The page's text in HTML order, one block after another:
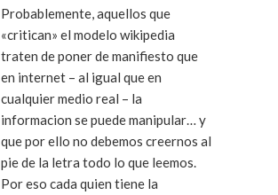
Probablemente, aquellos que
«critican» el modelo wikipedia
traten de poner de manifiesto que
en internet – al igual que en
cualquier medio real – la
informacion se puede manipular… y
que por ello no debemos creernos al
pie de la letra todo lo que leemos.
Por eso cada quien tiene la